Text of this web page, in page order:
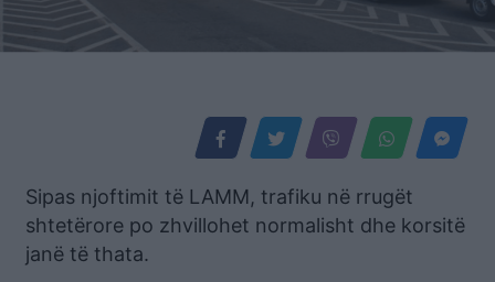
Sipas njoftimit të LAMM, trafiku në rrugët
shtetërore po zhvillohet normalisht dhe korsitë
janë të thata.